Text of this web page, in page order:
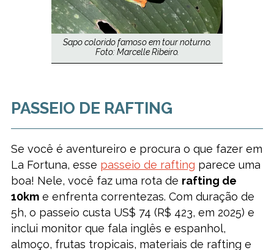
Sapo colorido famoso em tour noturno.
Foto: Marcelle Ribeiro.
PASSEIO DE RAFTING
Se você é aventureiro e procura o que fazer em
La Fortuna, esse passeio de rafting parece uma
boa! Nele, você faz uma rota de rafting de
10kme enfrenta correntezas. Com duração de
5h, o passeio custa US$ 74 (R$ 423, em 2025) e
inclui monitor que fala inglês e espanhol,
almoço, frutas tropicais, materiais de rafting e